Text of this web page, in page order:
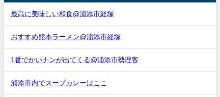
最高に美味しい和食@浦添市経塚
おすすめ熊本ラーメン@浦添市経塚
1番でかいナンが出てくる@浦添市勢理客
浦添市内でスープカレーはここ